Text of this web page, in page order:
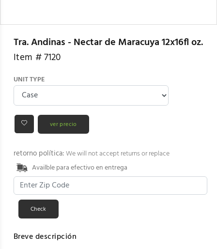
Tra. Andinas - Nectar de Maracuya 12x16fl oz.
Item #7120
UNIT TYPE
ver precio
retorno política:We will not accept returns or replace
Availble para efectivo en entrega
Breve descripción